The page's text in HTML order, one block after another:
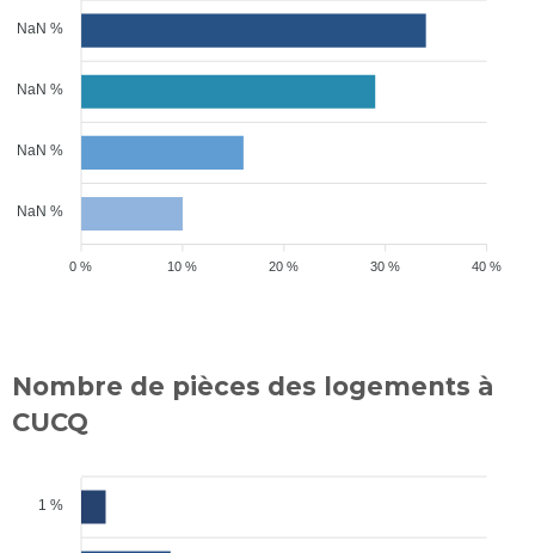
NaN %
NaN %
NaN %
NaN %
40 %
30 %
20 %
10 %
0 %
Nombre de pièces des logements à
CUCQ
1 %